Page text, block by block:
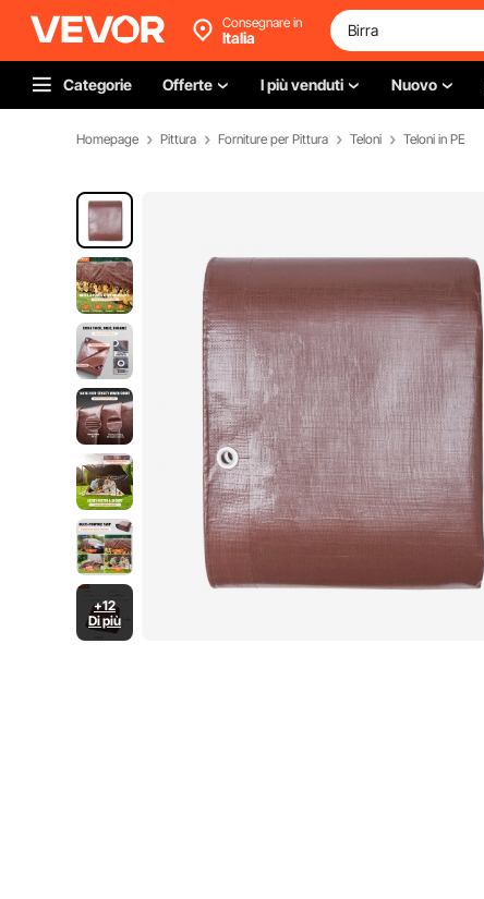
Consegnare in
Italia
Categorie Offerte I più venduti Nuovo
Homepage Pittura Forniture per Pittura Teloni Teloni in PE
+12
Di più